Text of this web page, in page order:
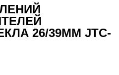
26/39ММ JTC-